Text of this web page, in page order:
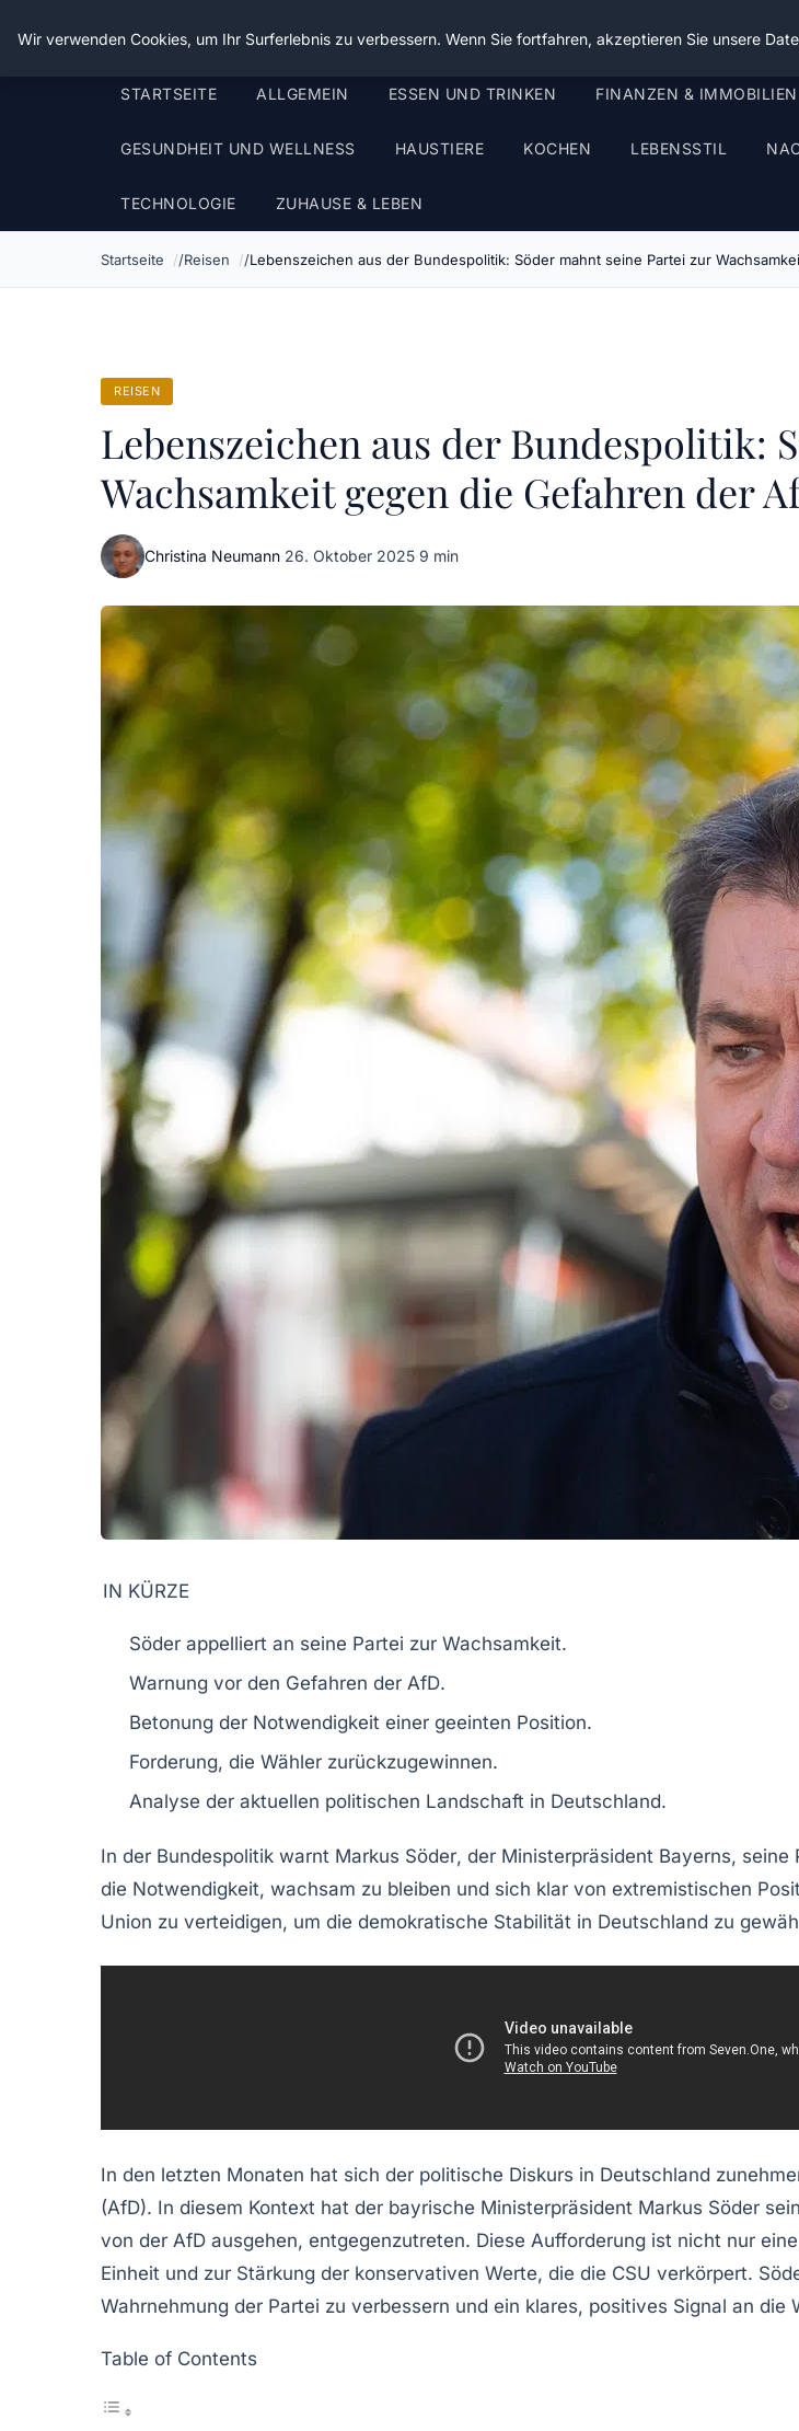
Die Schnitter
STARTSEITE ALLGEMEIN ESSEN UND TRINKEN FINANZEN & IMMOBILIEN
GESUNDHEIT UND WELLNESS HAUSTIERE KOCHEN LEBENSSTIL
TECHNOLOGIE ZUHAUSE & LEBEN
Startseite Reisen Lebenszeichen aus der Bundespolitik: Söder mahnt seine Partei zur
REISEN
Lebenszeichen aus der Bundespolitik:
Wachsamkeit gegen die Gefahren der
Christina Neumann·26. Oktober 2025·9 min
IN KÜRZE
Söder appelliert an seine Partei zur Wachsamkeit.
Warnung vor den Gefahren der AfD.
Betonung der Notwendigkeit einer geeinten Position.
Forderung, die Wähler zurückzugewinnen.
Analyse der aktuellen politischen Landschaft in Deutschland.
In der Bundespolitik warnt Markus Söder, der Ministerpräsident Bayerns, seine
die Notwendigkeit, wachsam zu bleiben und sich klar von extremistischen
Union zu verteidigen, um die demokratische Stabilität in Deutschland zu
In den letzten Monaten hat sich der politische Diskurs in Deutschland
(AfD). In diesem Kontext hat der bayrische Ministerpräsident Markus Söder
von der AfD ausgehen, entgegenzutreten. Diese Aufforderung ist nicht nur
Einheit und zur Stärkung der konservativen Werte, die die CSU verkörpert.
Wahrnehmung der Partei zu verbessern und ein klares, positives Signal an die
Table of Contents
Wir verwenden Cookies, um Ihr Surferlebnis zu verbessern. Wenn Sie fortfahren, akzeptieren Sie unsere